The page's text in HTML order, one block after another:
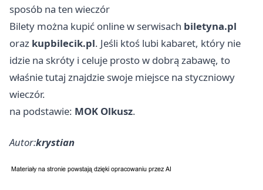
sposób na ten wieczór
Bilety można kupić online w serwisach biletyna.pl
oraz kupbilecik.pl. Jeśli ktoś lubi kabaret, który nie
idzie na skróty i celuje prosto w dobrą zabawę, to
właśnie tutaj znajdzie swoje miejsce na styczniowy
wieczór.
na podstawie: MOK Olkusz.
Autor:krystian